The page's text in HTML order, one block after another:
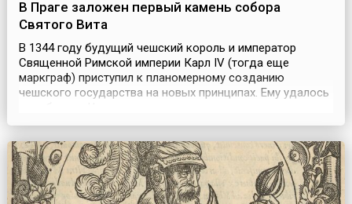
В Праге заложен первый камень собора
Святого Вита
В 1344 году будущий чешский король и император
Священной Римской империи Карл IV (тогда еще
маркграф) приступил к планомерному созданию
чешского государства на новых принципах. Ему удалось
На папский престол под именем Климент VI был
Пьер Роже де Росье. От него маркграф Карл добился
освобождени...